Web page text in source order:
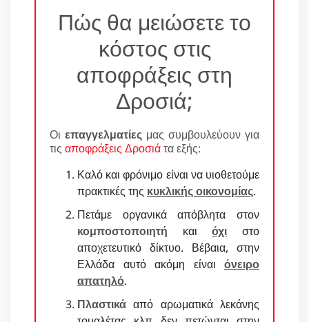
Πώς θα μειώσετε το
κόστος στις
αποφράξεις στη
Δροσιά;
Οι επαγγελματίες μας συμβουλεύουν για
τις αποφράξεις Δροσιάτα εξής:
Καλό και φρόνιμο είναι να υιοθετούμε
πρακτικές της κυκλικής οικονομίας.
Πετάμε οργανικά απόβλητα στον
κομποστοποιητή καιόχι στο
αποχετευτικό δίκτυο. Βέβαια, στην
Ελλάδα αυτό ακόμη είναι όνειρο
απατηλό.
Πλαστικά από αρωματικά λεκάνης